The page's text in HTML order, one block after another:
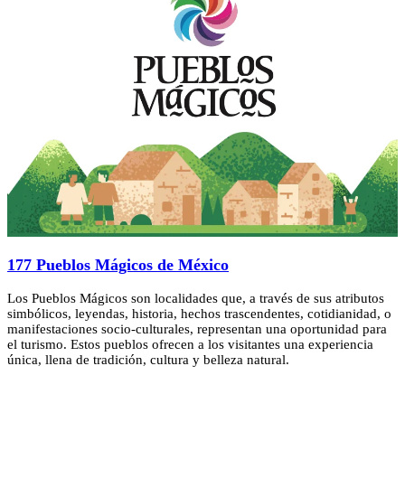
177 Pueblos Mágicos de México
Los Pueblos Mágicos son localidades que, a través de sus atributos
simbólicos, leyendas, historia, hechos trascendentes, cotidianidad, o
manifestaciones socio-culturales, representan una oportunidad para
el turismo. Estos pueblos ofrecen a los visitantes una experiencia
única, llena de tradición, cultura y belleza natural.